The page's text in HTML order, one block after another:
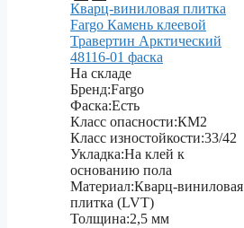
Кварц-виниловая плитка
Fargo Камень клеевой
Травертин Арктический
48116-01 фаска
На складе
Бренд:Fargo
Фаска:Есть
Класс опасности:КМ2
Класс изностойкости:33/42
Укладка:На клей к
основанию пола
Материал:Кварц-виниловая
плитка (LVT)
Толщина:2,5 мм